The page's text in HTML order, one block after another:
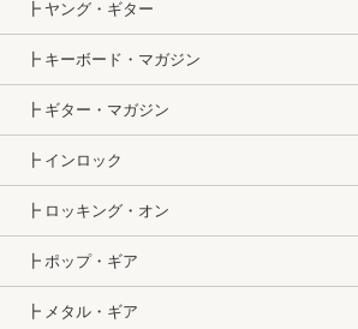
┣ ヤング・ギター
┣ キーボード・マガジン
┣ ギター・マガジン
┣ インロック
┣ ロッキング・オン
┣ ポップ・ギア
┣ メタル・ギア